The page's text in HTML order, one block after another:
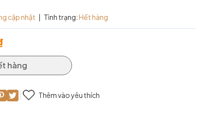
cập nhật | Tình trạng:Hết hàng
hàng
Thêm vào yêu thích